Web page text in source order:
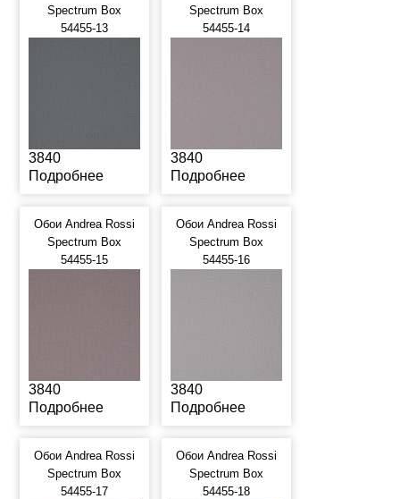
Spectrum Box
54455-13
3840
Подробнее
Spectrum Box
54455-14
3840
Подробнее
Обои Andrea Rossi
Spectrum Box
54455-15
3840
Подробнее
Обои Andrea Rossi
Spectrum Box
54455-16
3840
Подробнее
Обои Andrea Rossi
Spectrum Box
54455-17
Обои Andrea Rossi
Spectrum Box
54455-18